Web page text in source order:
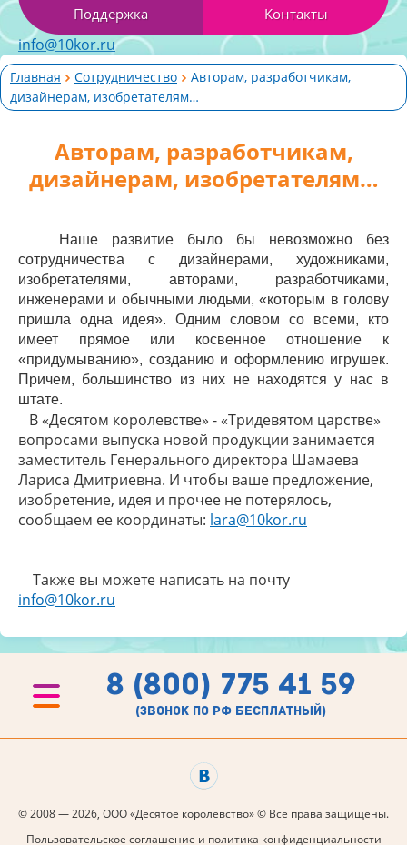
Поддержка Контакты
info@10kor.ru
Главная Сотрудничество
Авторам, разработчикам,
дизайнерам, изобретателям…
Авторам, разработчикам,
дизайнерам, изобретателям…
Наше развитие было бы невозможно без
сотрудничества с дизайнерами, художниками,
изобретателями, авторами, разработчиками,
инженерами и обычными людьми, «которым в голову
пришла одна идея». Одним словом со всеми, кто
имеет прямое или косвенное отношение к
«придумыванию», созданию и оформлению игрушек.
Причем, большинство из них не находятся у нас в
штате.
В «Десятом королевстве» - «Тридевятом царстве»
вопросами выпуска новой продукции занимается
заместитель Генерального директора Шамаева
Лариса Дмитриевна. И чтобы ваше предложение,
изобретение, идея и прочее не потерялось,
сообщаем ее координаты: lara@10kor.ru
Также вы можете написать на почту
info@10kor.ru
8 (800) 775 41 59
(звонок по рф бесплатный)
© 2008 — 2026, ООО «Десятое королевство» © Все права защищены.
Пользовательское соглашение и политика конфиденциальности